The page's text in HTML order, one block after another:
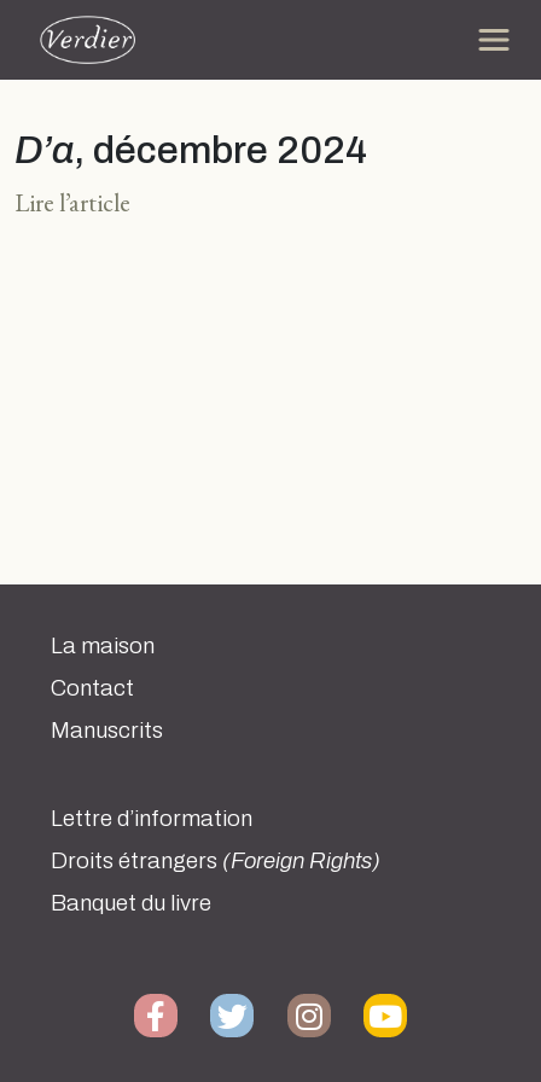
D’a, décembre 2024
Lire l’article
La maison
Contact
Manuscrits
Lettre d’information
Droits étrangers (Foreign Rights)
Banquet du livre